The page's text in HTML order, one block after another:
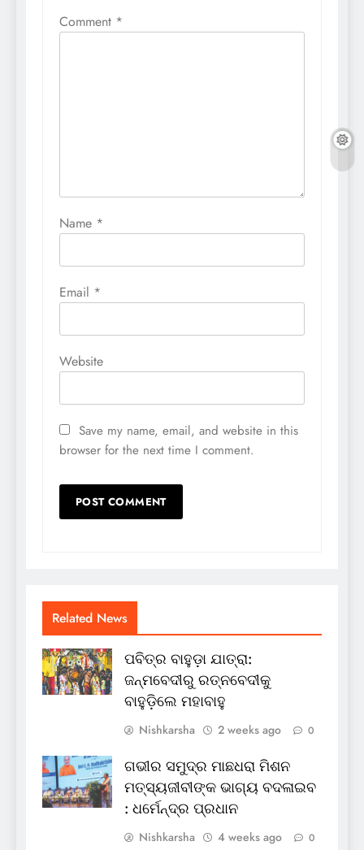
Comment *
Name *
Email *
Website
Save my name, email, and website in this
browser for the next time I comment.
Related News
ପବିତ୍ର ବାହୁଡ଼ା ଯାତ୍ରା:
ଜନ୍ମବେଦୀରୁ ରତ୍ନବେଦୀକୁ
ବାହୁଡ଼ିଲେ ମହାବାହୁ
Nishkarsha 2 weeks ago 0
ଗଭୀର ସମୁଦ୍ର ମାଛଧରା ମିଶନ
ମତ୍ସ୍ୟଜୀବୀଙ୍କ ଭାଗ୍ୟ ବଦଳାଇବ
: ଧର୍ମେନ୍ଦ୍ର ପ୍ରଧାନ
Nishkarsha 4 weeks ago 0